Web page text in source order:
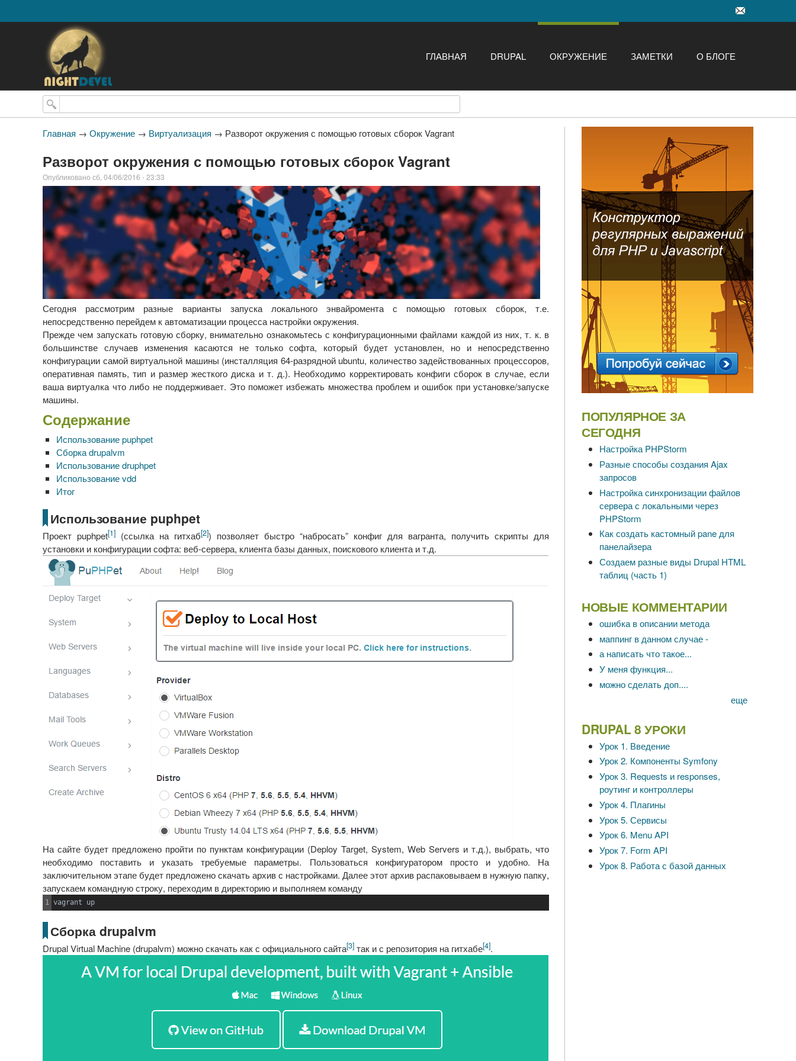
ГЛАВНАЯ DRUPAL ОКРУЖЕНИЕ ЗАМЕТКИ О БЛОГЕ
Поиск
Главная → Окружение → Виртуализация → Разворот окружения с помощью готовых сборок Vagrant
Разворот окружения с помощью готовых сборок Vagrant
Опубликовано сб, 04/06/2016 - 23:33
Сегодня рассмотрим разные варианты запуска локального энвайромента с помощью готовых сборок, т.е.
непосредственно перейдем к автоматизации процесса настройки окружения.
Прежде чем запускать готовую сборку, внимательно ознакомьтесь с конфигурационными файлами каждой из них, т. к. в
большинстве случаев изменения касаются не только софта, который будет установлен, но и непосредственно
конфигурации самой виртуальной машины (инсталляция 64-разрядной ubuntu, количество задействованных процессоров,
оперативная память, тип и размер жесткого диска и т. д.). Необходимо корректировать конфиги сборок в случае, если
ваша виртуалка что либо не поддерживает. Это поможет избежать множества проблем и ошибок при установке/запуске
машины.
Содержание
Использование puphpet
Сборка drupalvm
Использование druphpet
Использование vdd
Итог
Использование puphpet
Проект puphpet[1] (ссылка на гитхаб[2]) позволяет быстро “набросать” конфиг для вагранта, получить скрипты для
установки и конфигурации софта: веб-сервера, клиента базы данных, поискового клиента и т.д.
На сайте будет предложено пройти по пунктам конфигурации (Deploy Target, System, Web Servers и т.д.), выбрать, что
необходимо поставить и указать требуемые параметры. Пользоваться конфигуратором просто и удобно. На
заключительном этапе будет предложено скачать архив с настройками. Далее этот архив распаковываем в нужную папку,
запускаем командную строку, переходим в директорию и выполняем команду
vagrant up
Сборка drupalvm
Drupal Virtual Machine (drupalvm) можно скачать как с официального сайта[3] так и с репозитория на гитхабе[4].
ПОПУЛЯРНОЕ ЗА
СЕГОДНЯ
Настройка PHPStorm
Разные способы создания Ajax
запросов
Настройка синхронизации файлов
сервера с локальными через
PHPStorm
Как создать кастомный pane для
панелайзера
Создаем разные виды Drupal HTML
таблиц (часть 1)
НОВЫЕ КОММЕНТАРИИ
ошибка в описании метода
маппинг в данном случае -
а написать что такое...
У меня функция...
можно сделать доп....
еще
DRUPAL 8 УРОКИ
Урок 1. Введение
Урок 2. Компоненты Symfony
Урок 3. Requests и responses,
роутинг и контроллеры
Урок 4. Плагины
Урок 5. Сервисы
Урок 6. Menu API
Урок 7. Form API
Урок 8. Работа с базой данных